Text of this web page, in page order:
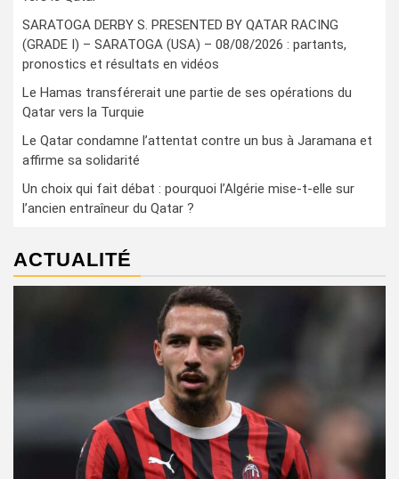
SARATOGA DERBY S. PRESENTED BY QATAR RACING
(GRADE I) – SARATOGA (USA) – 08/08/2026 : partants,
pronostics et résultats en vidéos
Le Hamas transférerait une partie de ses opérations du
Qatar vers la Turquie
Le Qatar condamne l’attentat contre un bus à Jaramana et
affirme sa solidarité
Un choix qui fait débat : pourquoi l’Algérie mise-t-elle sur
l’ancien entraîneur du Qatar ?
ACTUALITÉ